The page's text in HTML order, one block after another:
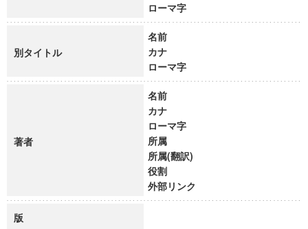
ローマ字
別タイトル
名前
カナ
ローマ字
著者
名前
カナ
ローマ字
所属
所属(翻訳)
役割
外部リンク
版